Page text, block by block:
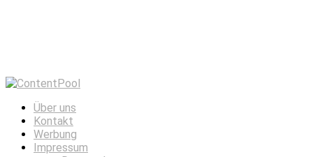
Über uns
Kontakt
Werbung
Impressum